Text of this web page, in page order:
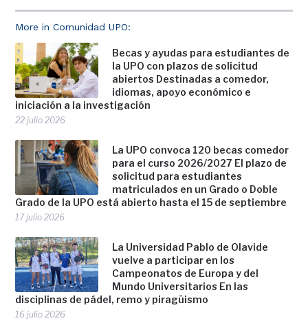
More in Comunidad UPO:
Becas y ayudas para estudiantes de
la UPO con plazos de solicitud
abiertos Destinadas a comedor,
idiomas, apoyo económico e
iniciación a la investigación
22 julio 2026
La UPO convoca 120 becas comedor
para el curso 2026/2027 El plazo de
solicitud para estudiantes
matriculados en un Grado o Doble
Grado de la UPO está abierto hasta el 15 de septiembre
17 julio 2026
La Universidad Pablo de Olavide
vuelve a participar en los
Campeonatos de Europa y del
Mundo Universitarios En las
disciplinas de pádel, remo y piragüismo
16 julio 2026